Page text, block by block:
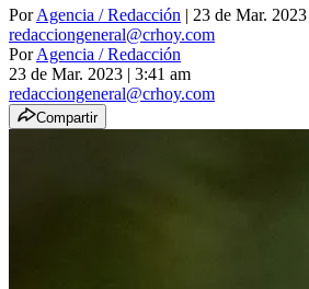
PorAgencia / Redacción | 23 de Mar.
redacciongeneral@crhoy.com
PorAgencia / Redacción
23 de Mar. 2023 | 3:41 am
redacciongeneral@crhoy.com
Compartir